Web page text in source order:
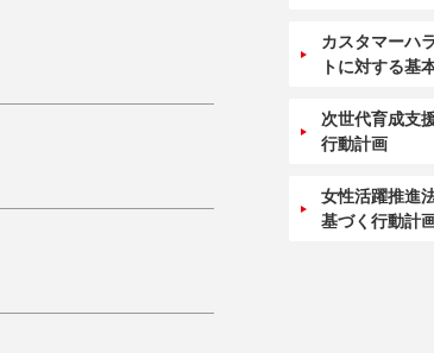
カスタマーハ
トに対する基
次世代育成支
行動計画
女性活躍推進
基づく行動計